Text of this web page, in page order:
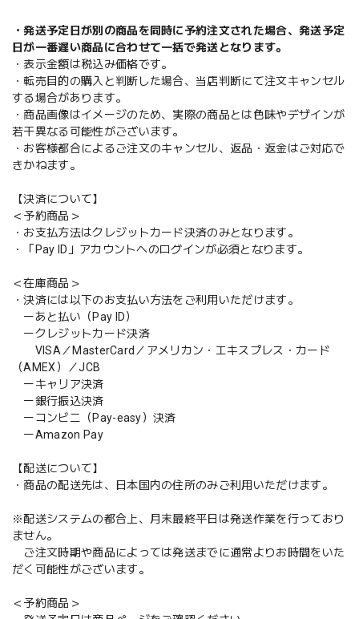
・発送予定日が別の商品を同時に予約注文された場合、発送予定
日が一番遅い商品に合わせて一括で発送となります。
・表示金額は税込み価格です。
・転売目的の購入と判断した場合、当店判断にて注文キャンセル
する場合があります。
・商品画像はイメージのため、実際の商品とは色味やデザインが
若干異なる可能性がございます。
・お客様都合によるご注文のキャンセル、返品・返金はご対応で
きかねます。
【決済について】
＜予約商品＞
・お支払方法はクレジットカード決済のみとなります。
・「Pay ID」アカウントへのログインが必須となります。
＜在庫商品＞
・決済には以下のお支払い方法をご利用いただけます。
ーあと払い（Pay ID）
ークレジットカード決済
VISA／MasterCard／アメリカン・エキスプレス・カード
（AMEX）／JCB
ーキャリア決済
ー銀行振込決済
ーコンビニ（Pay-easy）決済
ーAmazon Pay
【配送について】
・商品の配送先は、日本国内の住所のみご利用いただけます。
※配送システムの都合上、月末最終平日は発送作業を行っており
ません。
ご注文時期や商品によっては発送までに通常よりお時間をいた
だく可能性がございます。
＜予約商品＞